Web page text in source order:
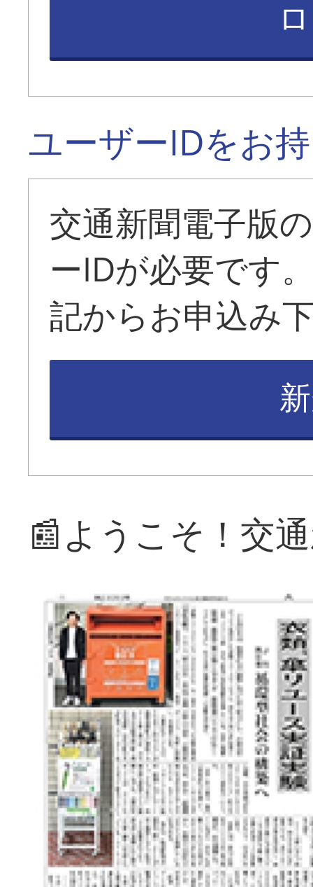
ユーザーIDをお
交通新聞電子版
ーIDが必要です
記からお申込み
📰ようこそ！交